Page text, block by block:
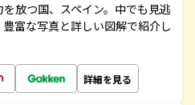
放つ国、スペイン。中でも見逃
富な写真と詳しい図解で紹介し
詳細を見る